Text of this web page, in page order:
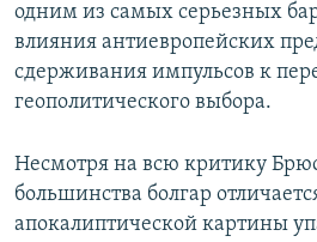
одним из самых серьезных
влияния антиевропейских
сдерживания импульсов к
геополитического выбора.
Несмотря на всю критику
большинства болгар
апокалиптической картины